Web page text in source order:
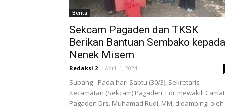
Berita
Sekcam Pagaden dan TKSK
Berikan Bantuan Sembako kepada
Nenek Misem
Redaksi 2 - April 1, 2024
Subang - Pada hari Sabtu (30/3), Sekretaris
Kecamatan (Sekcam) Pagaden, Edi, mewakili Camat
Pagaden Drs. Muhamad Rudi, MM, didampingi oleh